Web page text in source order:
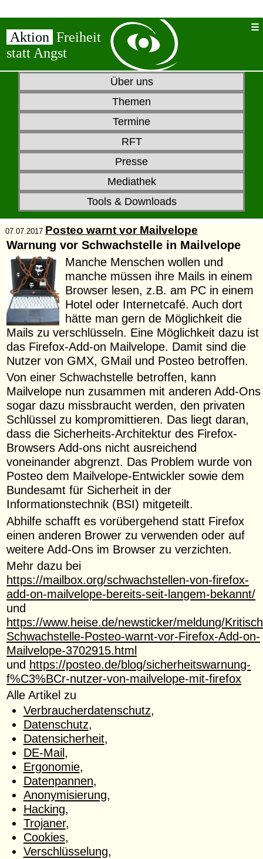
Aktion Freiheit
statt Angst
Über uns
Themen
Termine
RFT
Presse
Mediathek
Tools & Downloads
07.07.2017 Posteo warnt vor Mailvelope
Warnung vor Schwachstelle in Mailvelope
Manche Menschen wollen und
manche müssen ihre Mails in einem
Browser lesen, z.B. am PC in einem
Hotel oder Internetcafé. Auch dort
hätte man gern de Möglichkeit die
Mails zu verschlüsseln. Eine Möglichkeit dazu ist
das Firefox-Add-on Mailvelope. Damit sind die
Nutzer von GMX, GMail und Posteo betroffen.
Von einer Schwachstelle betroffen, kann
Mailvelope nun zusammen mit anderen Add-Ons
sogar dazu missbraucht werden, den privaten
Schlüssel zu kompromittieren. Das liegt daran,
dass die Sicherheits-Architektur des Firefox-
Browsers Add-ons nicht ausreichend
voneinander abgrenzt. Das Problem wurde von
Posteo dem Mailvelope-Entwickler sowie dem
Bundesamt für Sicherheit in der
Informationstechnik (BSI) mitgeteilt.
Abhilfe schafft es vorübergehend statt Firefox
einen anderen Brower zu verwenden oder auf
weitere Add-Ons im Browser zu verzichten.
Mehr dazu bei
https://mailbox.org/schwachstellen-von-firefox-
add-on-mailvelope-bereits-seit-langem-bekannt/
und
https://www.heise.de/newsticker/meldung/
Schwachstelle-Posteo-warnt-vor-Firefox-Add-on-
Mailvelope-3702915.html
und https://posteo.de/blog/sicherheitswarnung-
f%C3%BCr-nutzer-von-mailvelope-mit-firefox
Alle Artikel zu
Verbraucherdatenschutz,
Datenschutz,
Datensicherheit,
DE-Mail,
Ergonomie,
Datenpannen,
Anonymisierung,
Hacking,
Trojaner,
Cookies,
Verschlüsselung,